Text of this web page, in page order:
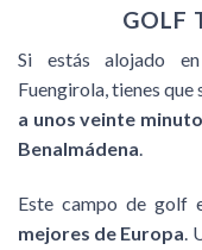
GOLF
Si estás alojado
Fuengirola, tienes que
a unos veinte
Benalmádena.
Este campo de golf
mejores de Europa.